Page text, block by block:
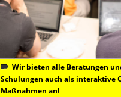
Wir bieten alle Beratungen
Schulungen auch als interaktive
Maßnahmen an!